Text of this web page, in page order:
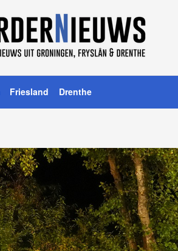
Friesland Drenthe